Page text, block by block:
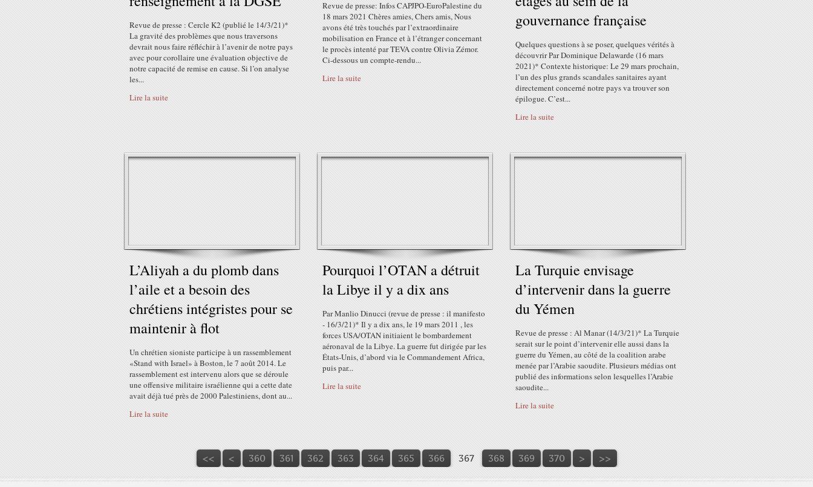
Revue de presse : Cercle K2 (publié le 14/3/21)*
La gravité des problèmes que nous traversons
devrait nous faire réfléchir à l’avenir de notre pays
avec pour corollaire une évaluation objective de
notre capacité de remise en cause. Si l’on analyse
les...
Lire la suite
Revue de presse: Infos CAPJPO-EuroPalestine du
18 mars 2021 Chères amies, Chers amis, Nous
avons été très touchés par l’extraordinaire
mobilisation en France et à l’étranger concernant
le procès intenté par TEVA contre Olivia Zémor.
Ci-dessous un compte-rendu...
Lire la suite
gouvernance française
Quelques questions à se poser, quelques vérités à
découvrir Par Dominique Delawarde (16 mars
2021)* Contexte historique: Le 29 mars prochain,
l’un des plus grands scandales sanitaires ayant
directement concerné notre pays va trouver son
épilogue. C’est...
Lire la suite
L’Aliyah a du plomb dans
l’aile et a besoin des
chrétiens intégristes pour se
maintenir à flot
Un chrétien sioniste participe à un rassemblement
«Stand with Israel» à Boston, le 7 août 2014. Le
rassemblement est intervenu alors que se déroule
une offensive militaire israélienne qui a cette date
avait déjà tué près de 2000 Palestiniens, dont au...
Lire la suite
Pourquoi l’OTAN a détruit
la Libye il y a dix ans
Par Manlio Dinucci (revue de presse : il manifesto
- 16/3/21)* Il y a dix ans, le 19 mars 2011 , les
forces USA/OTAN initiaient le bombardement
aéronaval de la Libye. La guerre fut dirigée par les
États-Unis, d’abord via le Commandement Africa,
puis par...
Lire la suite
La Turquie envisage
d’intervenir dans la guerre
du Yémen
Revue de presse : Al Manar (14/3/21)* La Turquie
serait sur le point d’intervenir elle aussi dans la
guerre du Yémen, au côté de la coalition arabe
menée par l’Arabie saoudite. Plusieurs médias ont
publié des informations selon lesquelles l’Arabie
saoudite...
Lire la suite
<< < 300
310
320
330
340
350
360 361 362 363 364 365 366 367 368 369 370 380
390
400
500
600
> >>